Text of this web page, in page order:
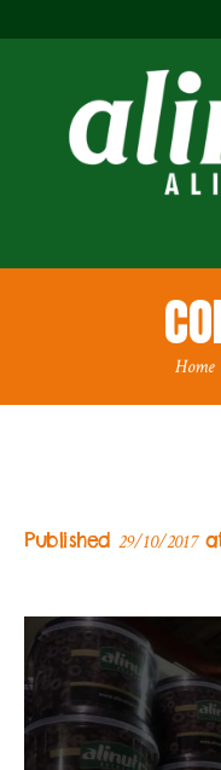
Home
Published 29/10/2017at